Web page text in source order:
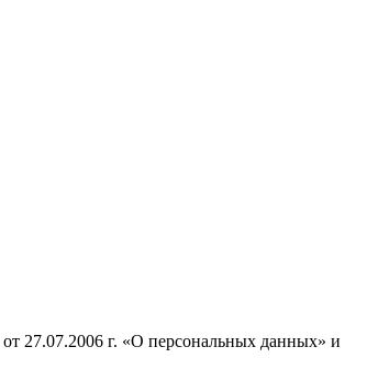
27.07.2006 г. «О персональных данных» и